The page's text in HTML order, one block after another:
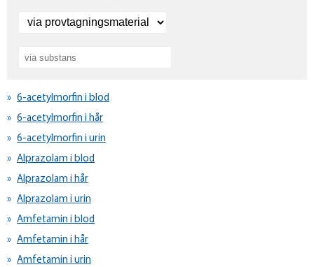
6-acetylmorfin i blod
6-acetylmorfin i hår
6-acetylmorfin i urin
Alprazolam i blod
Alprazolam i hår
Alprazolam i urin
Amfetamin i blod
Amfetamin i hår
Amfetamin i urin